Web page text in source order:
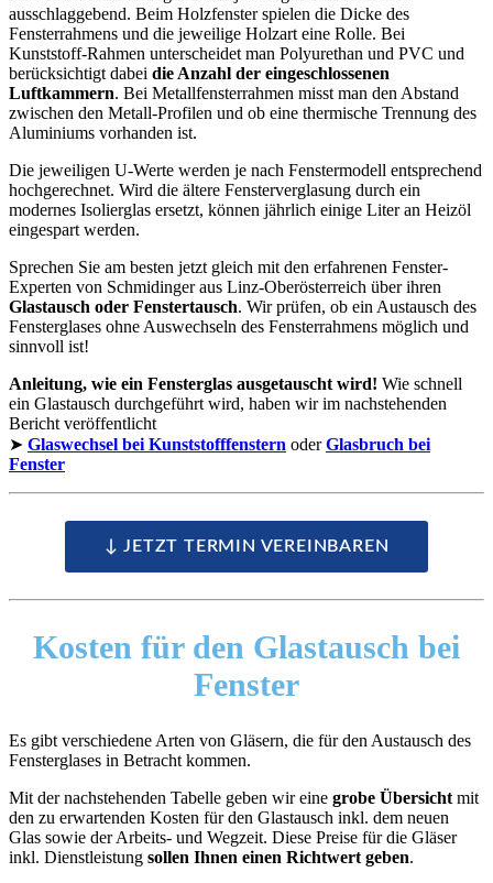
ausschlaggebend. Beim Holzfenster spielen die Dicke des
Fensterrahmens und die jeweilige Holzart eine Rolle. Bei
Kunststoff-Rahmen unterscheidet man Polyurethan und PVC und
berücksichtigt dabei die Anzahl der eingeschlossenen
Luftkammern. Bei Metallfensterrahmen misst man den Abstand
zwischen den Metall-Profilen und ob eine thermische Trennung des
Aluminiums vorhanden ist.
Die jeweiligen U-Werte werden je nach Fenstermodell entsprechend
hochgerechnet. Wird die ältere Fensterverglasung durch ein
modernes Isolierglas ersetzt, können jährlich einige Liter an Heizöl
eingespart werden.
Sprechen Sie am besten jetzt gleich mit den erfahrenen Fenster-
Experten von Schmidinger aus Linz-Oberösterreich über ihren
Glastausch oder Fenstertausch. Wir prüfen, ob ein Austausch des
Fensterglases ohne Auswechseln des Fensterrahmens möglich und
sinnvoll ist!
Anleitung, wie ein Fensterglas ausgetauscht wird! Wie schnell
ein Glastausch durchgeführt wird, haben wir im nachstehenden
Bericht veröffentlicht
➤ Glaswechsel bei Kunststofffenstern oderGlasbruch bei
Fenster
↓ JETZT TERMIN VEREINBAREN
Kosten für den Glastausch bei
Fenster
Es gibt verschiedene Arten von Gläsern, die für den Austausch des
Fensterglases in Betracht kommen.
Mit der nachstehenden Tabelle geben wir eine grobe Übersicht mit
den zu erwartenden Kosten für den Glastausch inkl. dem neuen
Glas sowie der Arbeits- und Wegzeit. Diese Preise für die Gläser
inkl. Dienstleistung sollen Ihnen einen Richtwert geben.